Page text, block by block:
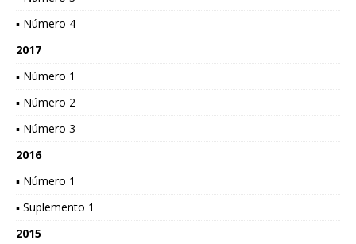
▪ Número 4
2017
▪ Número 1
▪ Número 2
▪ Número 3
2016
▪ Número 1
▪ Suplemento 1
2015